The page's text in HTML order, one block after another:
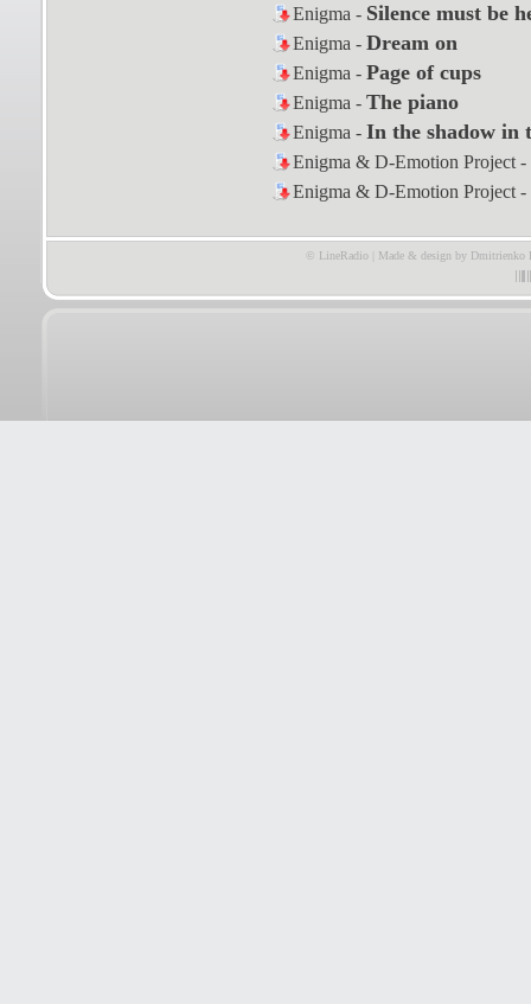
Enigma - Silence must be
Enigma - Dream on
Enigma - Page of cups
Enigma - The piano
Enigma - In the shadow in
Enigma & D-Emotion Project -
Enigma & D-Emotion Project -
© LineRadio | Made & design by Dmitrienko